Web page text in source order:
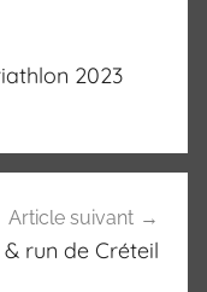
2023
Article suivant
run de Créteil